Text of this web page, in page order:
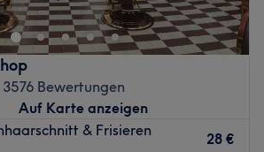
Serviceleistungen und
um jedem Kunden ein
zu bieten. Bist du
Haaren und brauchst eine
ist der Salon Die 2 Brudis in der
der Richtige. Nach einer
wird für dich ein neuer Schnitt
3576 Bewertungen
Auf Karte anzeigen
& Frisieren
28 €